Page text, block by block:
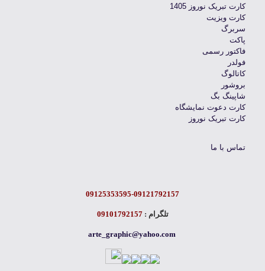
کارت تبریک نوروز 1405
کارت ویزیت
سربرگ
پاکت
فاکتور رسمی
فولدر
کاتالوگ
بروشور
شاپینگ بگ
کارت دعوت نمایشگاه
کارت تبریک نوروز
تماس با ما
09125353595-09121792157
تلگرام :09101792157
arte_graphic@yahoo.com